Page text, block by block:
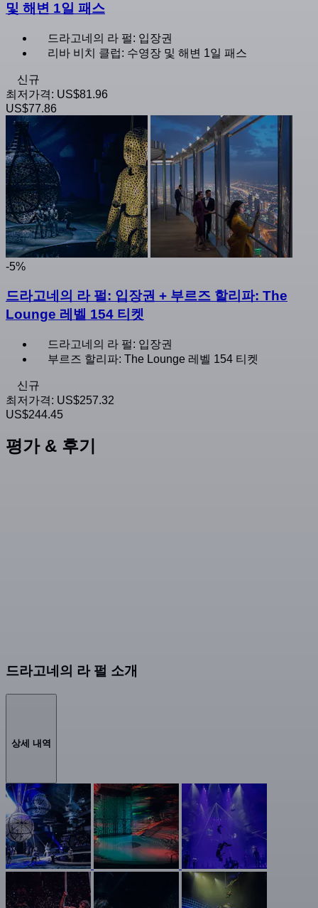
및 해변 1일 패스
드라고네의 라 펄: 입장권
리바 비치 클럽: 수영장 및 해변 1일 패스
신규
최저가격: US$81.96
US$77.86
-5%
드라고네의 라 펄: 입장권 + 부르즈 할리파: The
Lounge 레벨 154 티켓
드라고네의 라 펄: 입장권
부르즈 할리파: The Lounge 레벨 154 티켓
신규
최저가격: US$257.32
US$244.45
평가 & 후기
드라고네의 라 펄 소개
상세 내역